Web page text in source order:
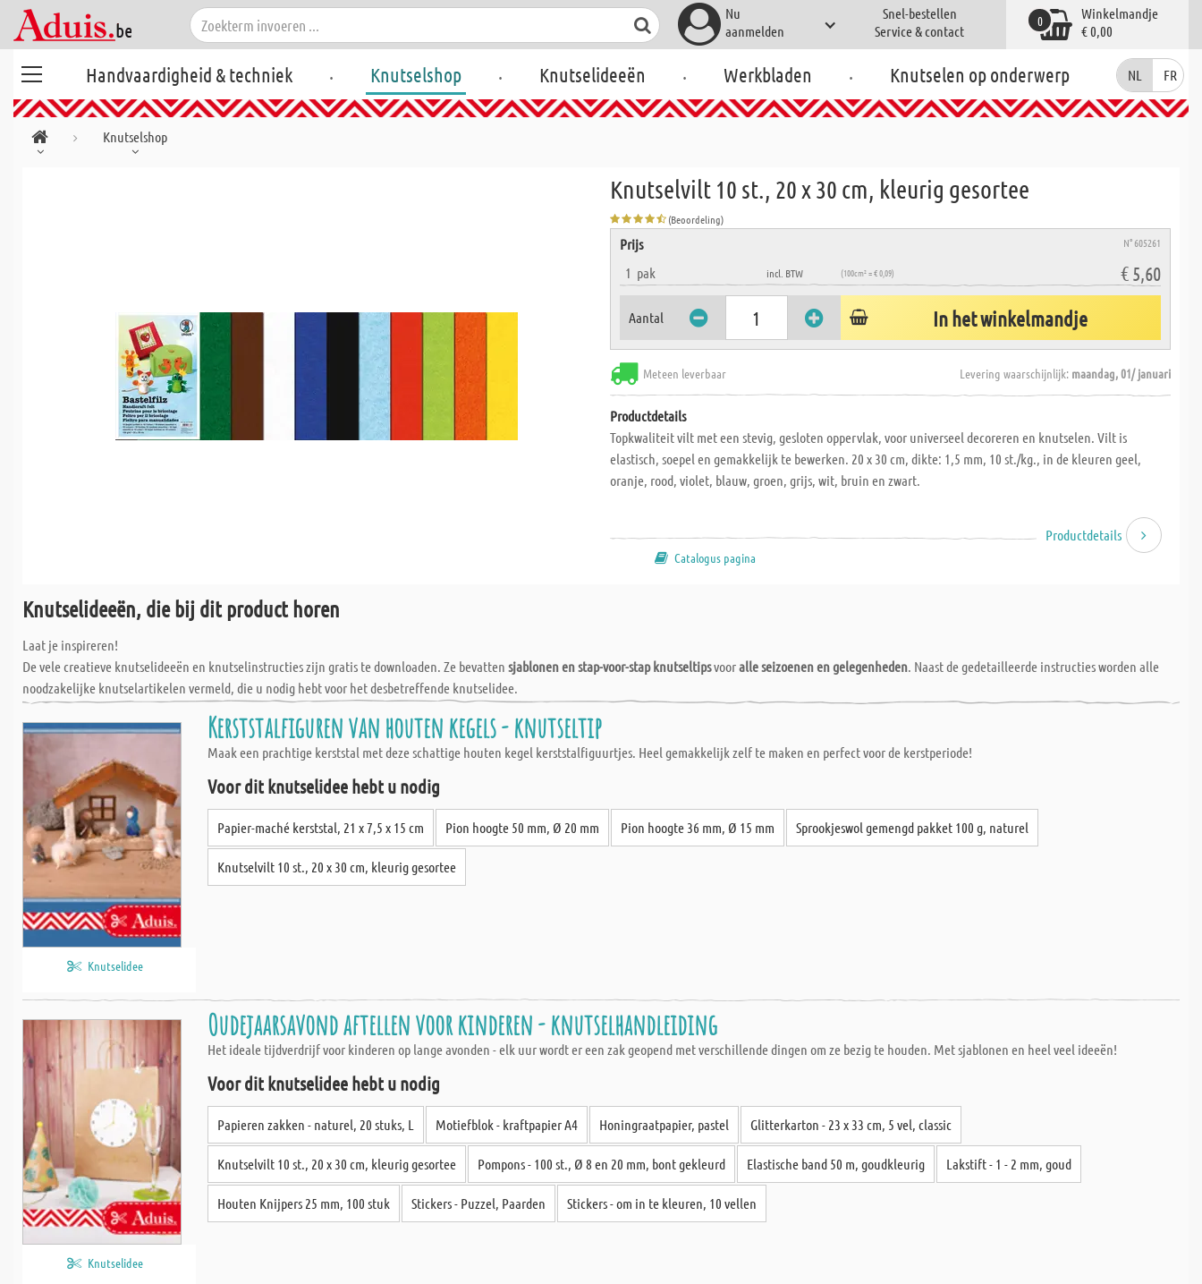
Nu
aanmelden
Snel-bestellen
Service & contact
Winkelmandje
€ 0,00
0
Handvaardigheid & techniek . Knutselshop . Knutselideeën . Werkbladen . Knutselen op onderwerp NL FR
Knutselshop
Knutselvilt 10 st., 20 x 30 cm, kleurig gesortee
(Beoordeling)
Prijs N° 605261
1 pak incl. BTW (100cm² = € 0,09) € 5,60
Aantal In het winkelmandje
Meteen leverbaar Levering waarschijnlijk: maandag, 01/ januari
Productdetails
Topkwaliteit vilt met een stevig, gesloten oppervlak, voor universeel decoreren en knutselen. Vilt is
elastisch, soepel en gemakkelijk te bewerken. 20 x 30 cm, dikte: 1,5 mm, 10 st./kg., in de kleuren geel,
oranje, rood, violet, blauw, groen, grijs, wit, bruin en zwart.
Productdetails
Catalogus pagina
Knutselideeën, die bij dit product horen
Laat je inspireren!
De vele creatieve knutselideeën en knutselinstructies zijn gratis te downloaden. Ze bevatten sjablonen en stap-voor-stap knutseltipsvooralle seizoenen en gelegenheden. Naast de gedetailleerde instructies worden alle
noodzakelijke knutselartikelen vermeld, die u nodig hebt voor het desbetreffende knutselidee.
Knutselidee
Kerststalfiguren van houten kegels - knutseltip
Maak een prachtige kerststal met deze schattige houten kegel kerststalfiguurtjes. Heel gemakkelijk zelf te maken en perfect voor de kerstperiode!
Voor dit knutselidee hebt u nodig
Papier-maché kerststal, 21 x 7,5 x 15 cm Pion hoogte 50 mm, Ø 20 mm Pion hoogte 36 mm, Ø 15 mm Sprookjeswol gemengd pakket 100 g, naturel
Knutselvilt 10 st., 20 x 30 cm, kleurig gesortee
Knutselidee
Oudejaarsavond aftellen voor kinderen - knutselhandleiding
Het ideale tijdverdrijf voor kinderen op lange avonden - elk uur wordt er een zak geopend met verschillende dingen om ze bezig te houden. Met sjablonen en heel veel ideeën!
Voor dit knutselidee hebt u nodig
Papieren zakken - naturel, 20 stuks, L Motiefblok - kraftpapier A4 Honingraatpapier, pastel Glitterkarton - 23 x 33 cm, 5 vel, classic
Knutselvilt 10 st., 20 x 30 cm, kleurig gesortee Pompons - 100 st., Ø 8 en 20 mm, bont gekleurd Elastische band 50 m, goudkleurig Lakstift - 1 - 2 mm, goud
Houten Knijpers 25 mm, 100 stuk Stickers - Puzzel, Paarden Stickers - om in te kleuren, 10 vellen